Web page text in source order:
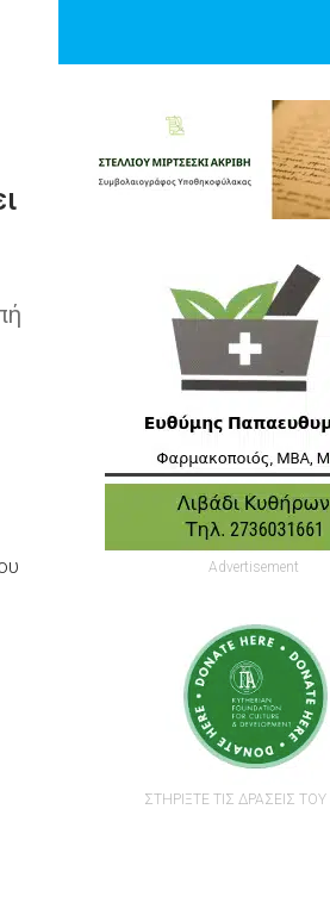
Advertisement
ΣΤΗΡΙΞΤΕ ΤΙΣ ΔΡΑΣΕΙΣ ΤΟΥ